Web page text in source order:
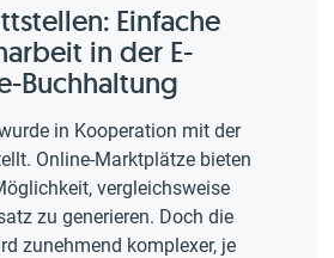
Einfache
in der E-
Buchhaltung
in Kooperation mit der
Online-Marktplätze bieten
vergleichsweise
zu generieren. Doch die
zunehmend komplexer, je